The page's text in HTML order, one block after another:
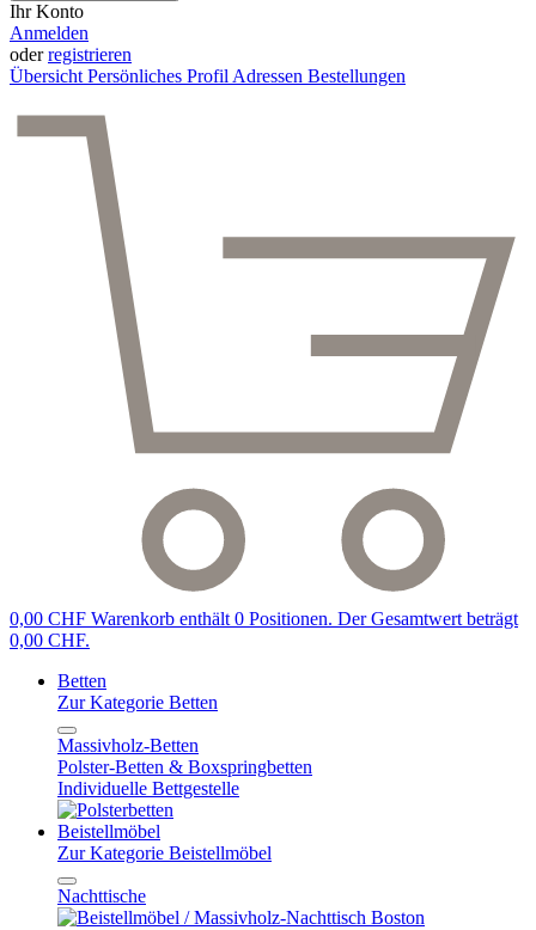
Ihr Konto
Anmelden
oderregistrieren
Übersicht Persönliches Profil Adressen Bestellungen
0,00 CHF Warenkorb enthält 0 Positionen. Der Gesamtwert beträgt
0,00 CHF.
Betten
Zur Kategorie Betten
Massivholz-Betten
Polster-Betten & Boxspringbetten
Individuelle Bettgestelle
Beistellmöbel
Zur Kategorie Beistellmöbel
Nachttische